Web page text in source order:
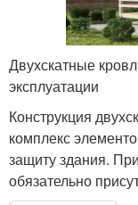
Двухскатные
эксплуатации
Конструкция
комплекс
защиту здания.
обязательно